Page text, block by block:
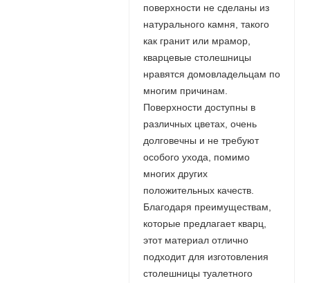
поверхности не сделаны из
натурального камня, такого
как гранит или мрамор,
кварцевые столешницы
нравятся домовладельцам по
многим причинам.
Поверхности доступны в
различных цветах, очень
долговечны и не требуют
особого ухода, помимо
многих других
положительных качеств.
Благодаря преимуществам,
которые предлагает кварц,
этот материал отлично
подходит для изготовления
столешницы туалетного